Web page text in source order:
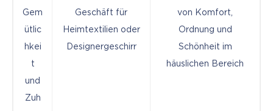
Gem
ütlic
hkei
t
und
Zuh
Geschäft für
Heimtextilien oder
Designergeschirr
von Komfort,
Ordnung und
Schönheit im
häuslichen Bereich